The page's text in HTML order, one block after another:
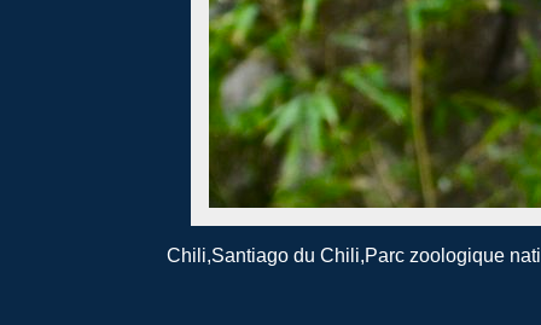
Chili,Santiago du Chili,Parc zoologique